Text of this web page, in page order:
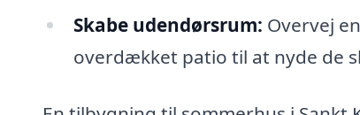
Skabe udendørsrum: Overvej
overdækket patio til at nyde de